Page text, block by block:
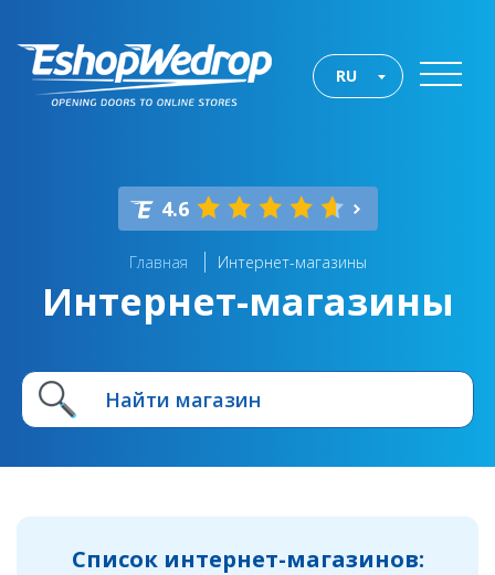
RU
4.6
Главная Интернет-магазины
Интернет-магазины
Список интернет-магазинов: